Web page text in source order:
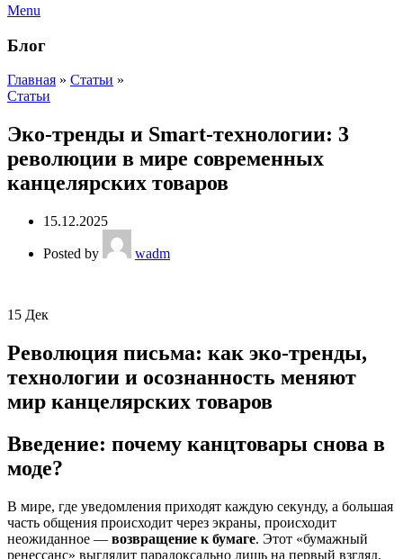
Menu
Блог
Главная » Статьи »
Статьи
Эко-тренды и Smart-технологии: 3
революции в мире современных
канцелярских товаров
15.12.2025
Posted by wadm
15 Дек
Революция письма: как эко-тренды,
технологии и осознанность меняют
мир канцелярских товаров
Введение: почему канцтовары снова в
моде?
В мире, где уведомления приходят каждую секунду, а большая
часть общения происходит через экраны, происходит
неожиданное — возвращение к бумаге. Этот «бумажный
ренессанс» выглядит парадоксально лишь на первый взгляд.